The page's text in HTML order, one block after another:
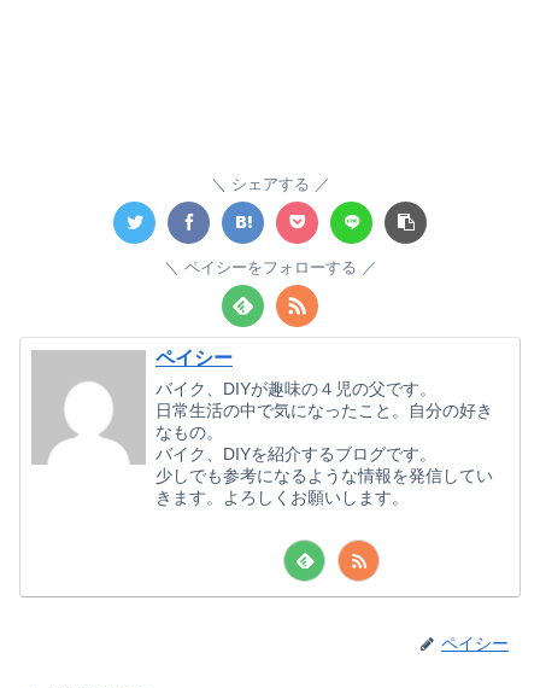
シェアする
ペイシーをフォローする
ペイシー
バイク、DIYが趣味の４児の父です。
日常生活の中で気になったこと。自分の好き
なもの。
バイク、DIYを紹介するブログです。
少しでも参考になるような情報を発信してい
きます。よろしくお願いします。
ペイシー